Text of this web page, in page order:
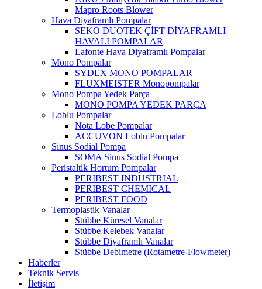
Mapro Roots Blower
Hava Diyaframlı Pompalar
SEKO DUOTEK ÇİFT DİYAFRAMLI
HAVALI POMPALAR
Lafonte Hava Diyaframlı Pompalar
Mono Pompalar
SYDEX MONO POMPALAR
FLUXMEISTER Monopompalar
Mono Pompa Yedek Parça
MONO POMPA YEDEK PARÇA
Loblu Pompalar
Nota Lobe Pompalar
ACCUVON Loblu Pompalar
Sinus Sodial Pompa
SOMA Sinus Sodial Pompa
Peristaltik Hortum Pompalar
PERIBEST INDUSTRIAL
PERIBEST CHEMICAL
PERIBEST FOOD
Termoplastik Vanalar
Stübbe Küresel Vanalar
Stübbe Kelebek Vanalar
Stübbe Diyaframlı Vanalar
Stübbe Debimetre (Rotametre-Flowmeter)
Haberler
Teknik Servis
İletişim